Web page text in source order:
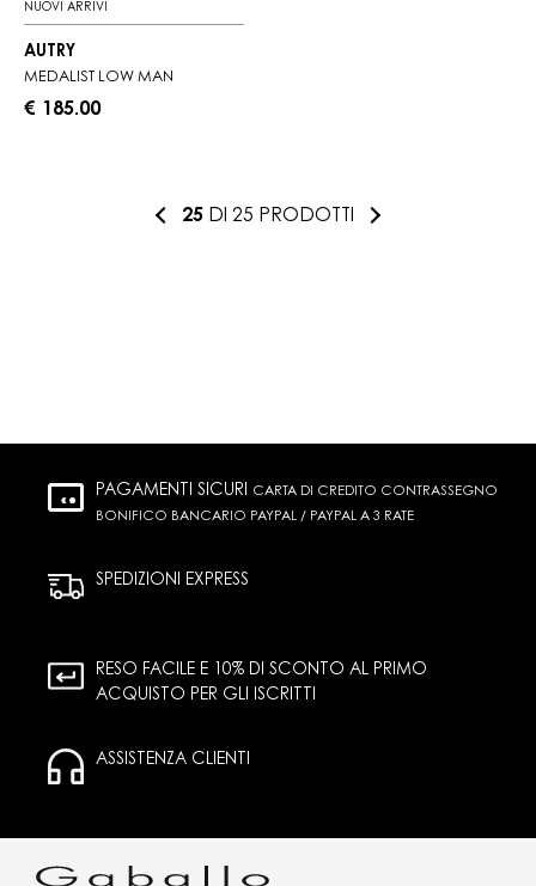
NUOVI ARRIVI
AUTRY
MEDALIST LOW MAN
€ 185.00
25 DI 25 PRODOTTI
PAGAMENTI SICURI
CARTA DI CREDITO CONTRASSEGNO
BONIFICO BANCARIO PAYPAL / PAYPAL A 3 RATE
SPEDIZIONI EXPRESS
RESO FACILE E 10% DI SCONTO AL PRIMO
ACQUISTO PER GLI ISCRITTI
ASSISTENZA CLIENTI